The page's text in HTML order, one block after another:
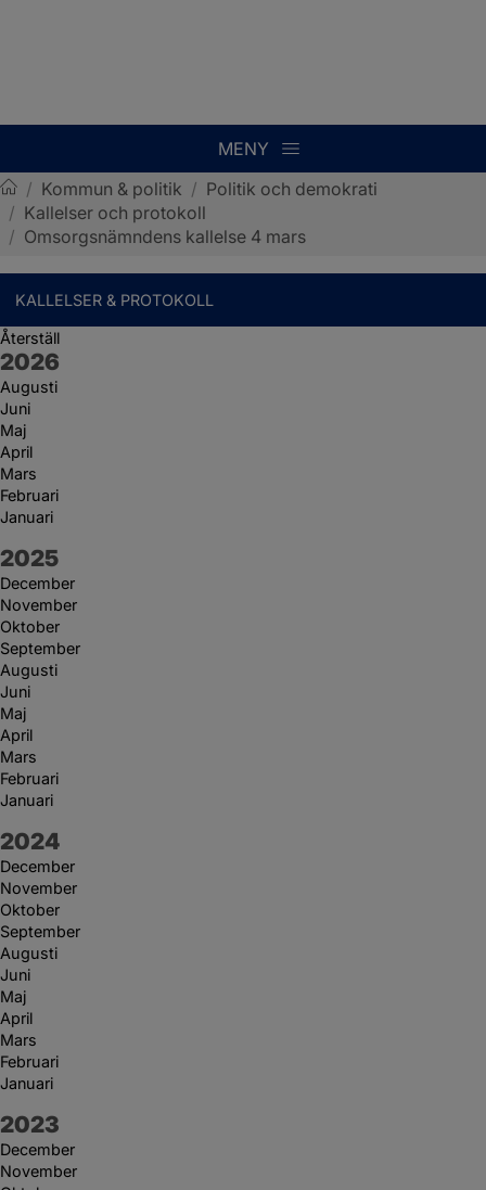
MENY
Sotenäs kommun
/ Kommun & politik / Politik och demokrati
/ Kallelser och protokoll
/ Omsorgsnämndens kallelse 4 mars
KALLELSER & PROTOKOLL
Återställ
År:
2026
Augusti
Juni
Maj
April
Mars
Februari
Januari
År:
2025
December
November
Oktober
September
Augusti
Juni
Maj
April
Mars
Februari
Januari
År:
2024
December
November
Oktober
September
Augusti
Juni
Maj
April
Mars
Februari
Januari
År:
2023
December
November